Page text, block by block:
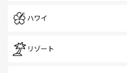
ハワイ
リゾート